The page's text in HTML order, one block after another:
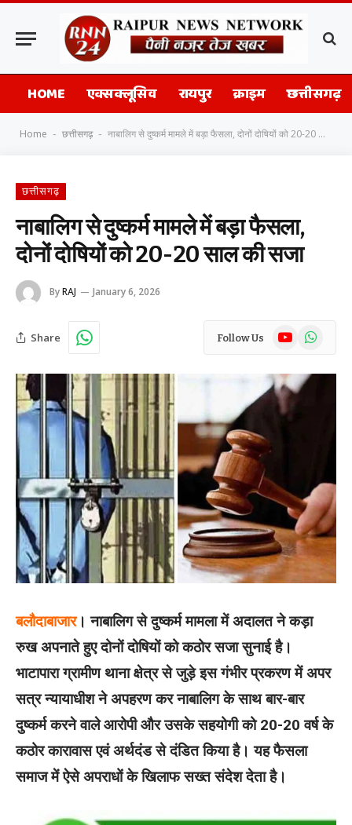
HOME एक्सक्लूसिव रायपुर क्राइम छत्तीसगढ़
Home - छत्तीसगढ़ - नाबालिग से दुष्कर्म मामले में बड़ा फैसला, दोनों दोषियों को 20-20 साल की सजा
छत्तीसगढ़
नाबालिग से दुष्कर्म मामले में बड़ा फैसला,
दोनों दोषियों को 20-20 साल की सजा
ByRAJ January 6, 2026
Share Follow Us YouTubeWhatsApp
बलौदाबाजार। नाबालिग से दुष्कर्म मामला में अदालत ने कड़ा
रुख अपनाते हुए दोनों दोषियों को कठोर सजा सुनाई है।
भाटापारा ग्रामीण थाना क्षेत्र से जुड़े इस गंभीर प्रकरण में अपर
सत्र न्यायाधीश ने अपहरण कर नाबालिग के साथ बार-बार
दुष्कर्म करने वाले आरोपी और उसके सहयोगी को 20-20 वर्ष के
कठोर कारावास एवं अर्थदंड से दंडित किया है। यह फैसला
समाज में ऐसे अपराधों के खिलाफ सख्त संदेश देता है।